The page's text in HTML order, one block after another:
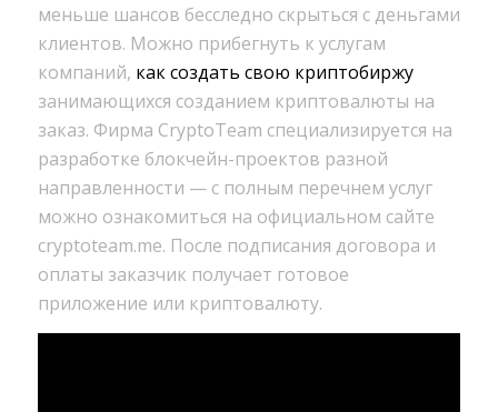
меньше шансов бесследно скрыться с деньгами
клиентов. Можно прибегнуть к услугам
компаний, как создать свою криптобиржу
занимающихся созданием криптовалюты на
заказ. Фирма CryptoTeam специализируется на
разработке блокчейн-проектов разной
направленности — с полным перечнем услуг
можно ознакомиться на официальном сайте
cryptoteam.me. После подписания договора и
оплаты заказчик получает готовое
приложение или криптовалюту.